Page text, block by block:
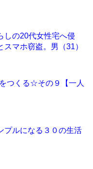
しの20代女性宅へ侵
スマホ窃盗。男（31）
つくる☆その９【一人
プルになる３０の生活